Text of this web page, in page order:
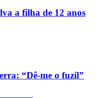
a filha de 12 anos
“Dê-me o fuzil”